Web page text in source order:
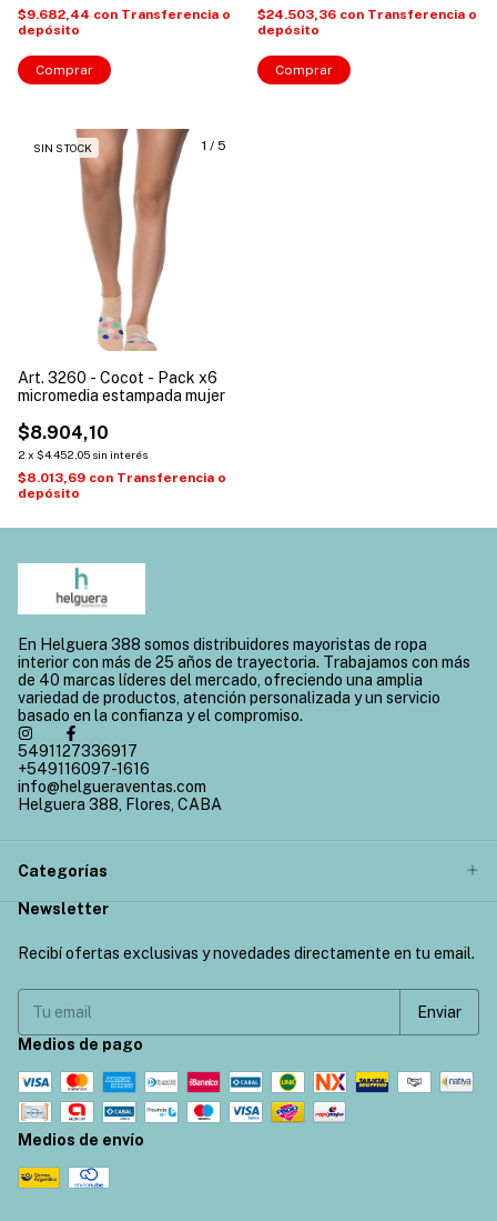
$9.682,44 con Transferencia o
depósito
Comprar
$24.503,36 con Transferencia o
depósito
1 / 5
SIN STOCK
Art. 3260 - Cocot - Pack x6
micromedia estampada mujer
$8.904,10
2 x $4.452,05 sin interés
$8.013,69 con Transferencia o
depósito
En Helguera 388 somos distribuidores mayoristas de ropa
interior con más de 25 años de trayectoria. Trabajamos con más
de 40 marcas líderes del mercado, ofreciendo una amplia
variedad de productos, atención personalizada y un servicio
basado en la confianza y el compromiso.
5491127336917
+549116097-1616
info@helgueraventas.com
Helguera 388, Flores, CABA
Categorías
Newsletter
Recibí ofertas exclusivas y novedades directamente en tu email.
Medios de pago
Medios de envío